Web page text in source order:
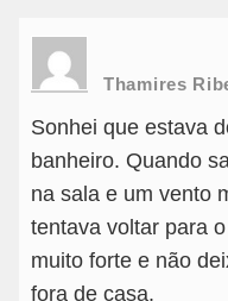
Thamires
Sonhei que estava
banheiro. Quando
na sala e um vento
tentava voltar para
muito forte e não
fora de casa.